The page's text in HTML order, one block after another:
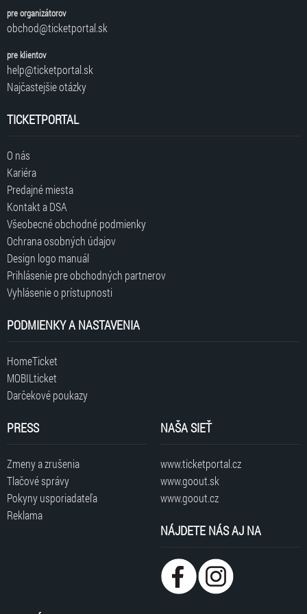
pre organizátorov
obchod@ticketportal.sk
pre klientov
help@ticketportal.sk
Najčastejšie otázky
TICKETPORTAL
O nás
Kariéra
Predajné miesta
Kontakt a DSA
Všeobecné obchodné podmienky
Ochrana osobných údajov
Design logo manuál
Prihlásenie pre obchodných partnerov
Vyhlásenie o prístupnosti
PODMIENKY A NASTAVENIA
HomeTicket
MOBILticket
Darčekové poukazy
PRESS
Zmeny a zrušenia
Tlačové správy
Pokyny usporiadateľa
Reklama
NAŠA SIEŤ
www.ticketportal.cz
www.goout.sk
www.goout.cz
NÁJDETE NÁS AJ NA